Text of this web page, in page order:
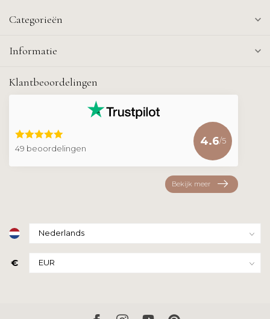
Categorieën
Informatie
Klantbeoordelingen
49 beoordelingen
4.6/5
Bekijk meer
€